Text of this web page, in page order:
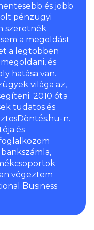
és jobb
pénzügyi
szeretnék
a megoldást
a legtöbben
és
hatása van.
világa az,
2010 óta
tudatos és
n.
és
végeztem
Business